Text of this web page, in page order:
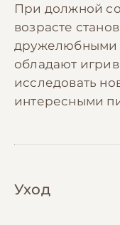
При должной
возрасте
дружелюбными
обладают
исследовать
интересными
Уход